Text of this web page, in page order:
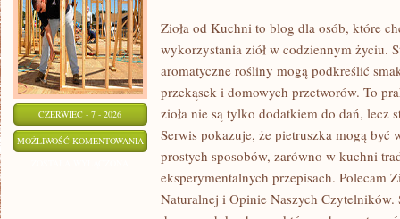
CZERWIEC - 7 - 2026
MOŻLIWOŚĆ KOMENTOWANIA ŚWIAT
PRZYPRAW
Zioła od Kuchni to blog dla osób, które
wykorzystania ziół w codziennym życiu.
aromatyczne rośliny mogą podkreślić
przekąsek i domowych przetworów. To
zioła nie są tylko dodatkiem do dań, lecz
Serwis pokazuje, że pietruszka mogą być
prostych sposobów, zarówno w kuchni
eksperymentalnych przepisach. Polecam
Naturalnej i Opinie Naszych Czytelników.